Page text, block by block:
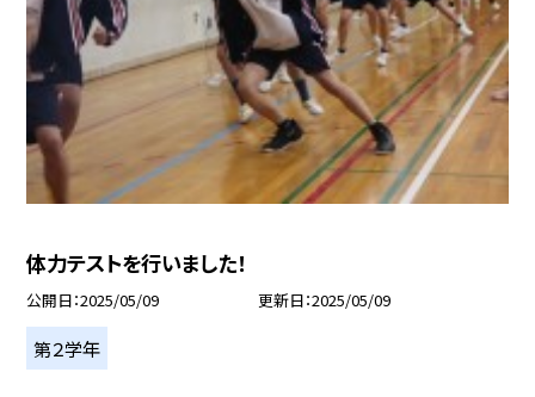
体力テストを行いました！
公開日 2025/05/09 更新日 2025/05/09
第２学年